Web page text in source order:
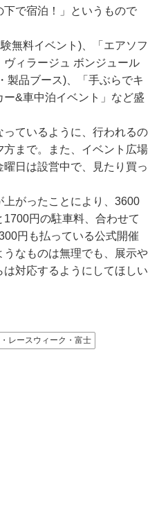
で宿泊！」というもので
無料イベント)、「エアソフ
ヴィラージュ ボンジュール
製品ブース)、「手ぶらでキ
&車中泊イベント」など盛
っているように、行われるの
まで。また、イベント広場
日は設営中で、見たり買っ
がったことにより、3600
円の駐車料、合わせて
円も払っている公式開催
なものは無理でも、展示や
対応するようにしてほしい
レースウィーク・富士